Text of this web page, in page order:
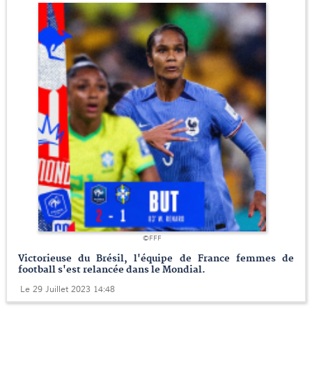
©FFF
Victorieuse du Brésil, l'équipe de France femmes de
football s'est relancée dans le Mondial.
Le 29 Juillet 2023 14:48